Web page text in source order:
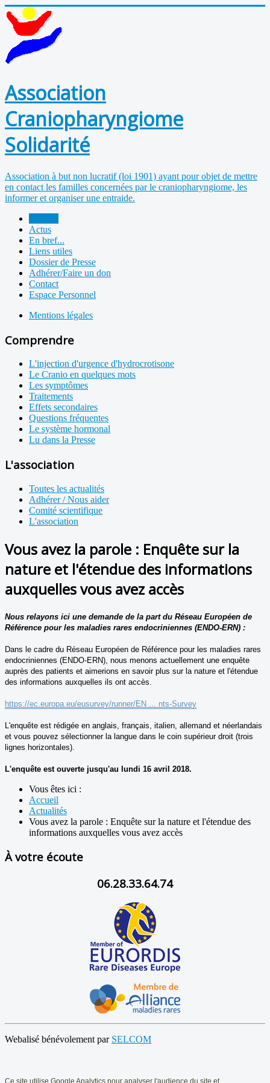
Association
Craniopharyngiome
Solidarité
Association à but non lucratif (loi 1901) ayant pour objet de mettre
en contact les familles concernées par le craniopharyngiome, les
informer et organiser une entraide.
Actus
En bref...
Liens utiles
Dossier de Presse
Adhérer/Faire un don
Contact
Espace Personnel
Mentions légales
Comprendre
L'injection d'urgence d'hydrocrotisone
Le Cranio en quelques mots
Les symptômes
Traitements
Effets secondaires
Questions fréquentes
Le système hormonal
Lu dans la Presse
L'association
Toutes les actualités
Adhérer / Nous aider
Comité scientifique
L'association
Vous avez la parole : Enquête sur la
nature et l'étendue des informations
auxquelles vous avez accès
Nous relayons ici une demande de la part du Réseau Européen de
Référence pour les maladies rares endocriniennes (ENDO-ERN) :
Dans le cadre du Réseau Européen de Référence pour les maladies rares
endocriniennes (ENDO-ERN), nous menons actuellement une enquête
auprès des patients et aimerions en savoir plus sur la nature et l'étendue
des informations auxquelles ils ont accès.
https://ec.europa.eu/eusurvey/runner/EN ... nts-Survey
L'enquête est rédigée en anglais, français, italien, allemand et néerlandais
et vous pouvez sélectionner la langue dans le coin supérieur droit (trois
lignes horizontales).
L'enquête est ouverte jusqu'au lundi 16 avril 2018.
Vous êtes ici :
Accueil
Actualités
Vous avez la parole : Enquête sur la nature et l'étendue des
informations auxquelles vous avez accès
À votre écoute
06.28.33.64.74
Webalisé bénévolement par SELCOM
Ce site utilise Google Analytics pour analyser l'audience du site et